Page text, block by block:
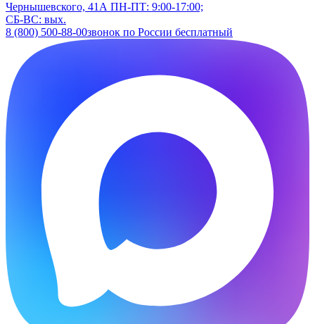
Чернышевского, 41А ПН-ПТ: 9:00-17:00;
СБ-ВС: вых.
8 (800) 500-88-00звонок по России бесплатный